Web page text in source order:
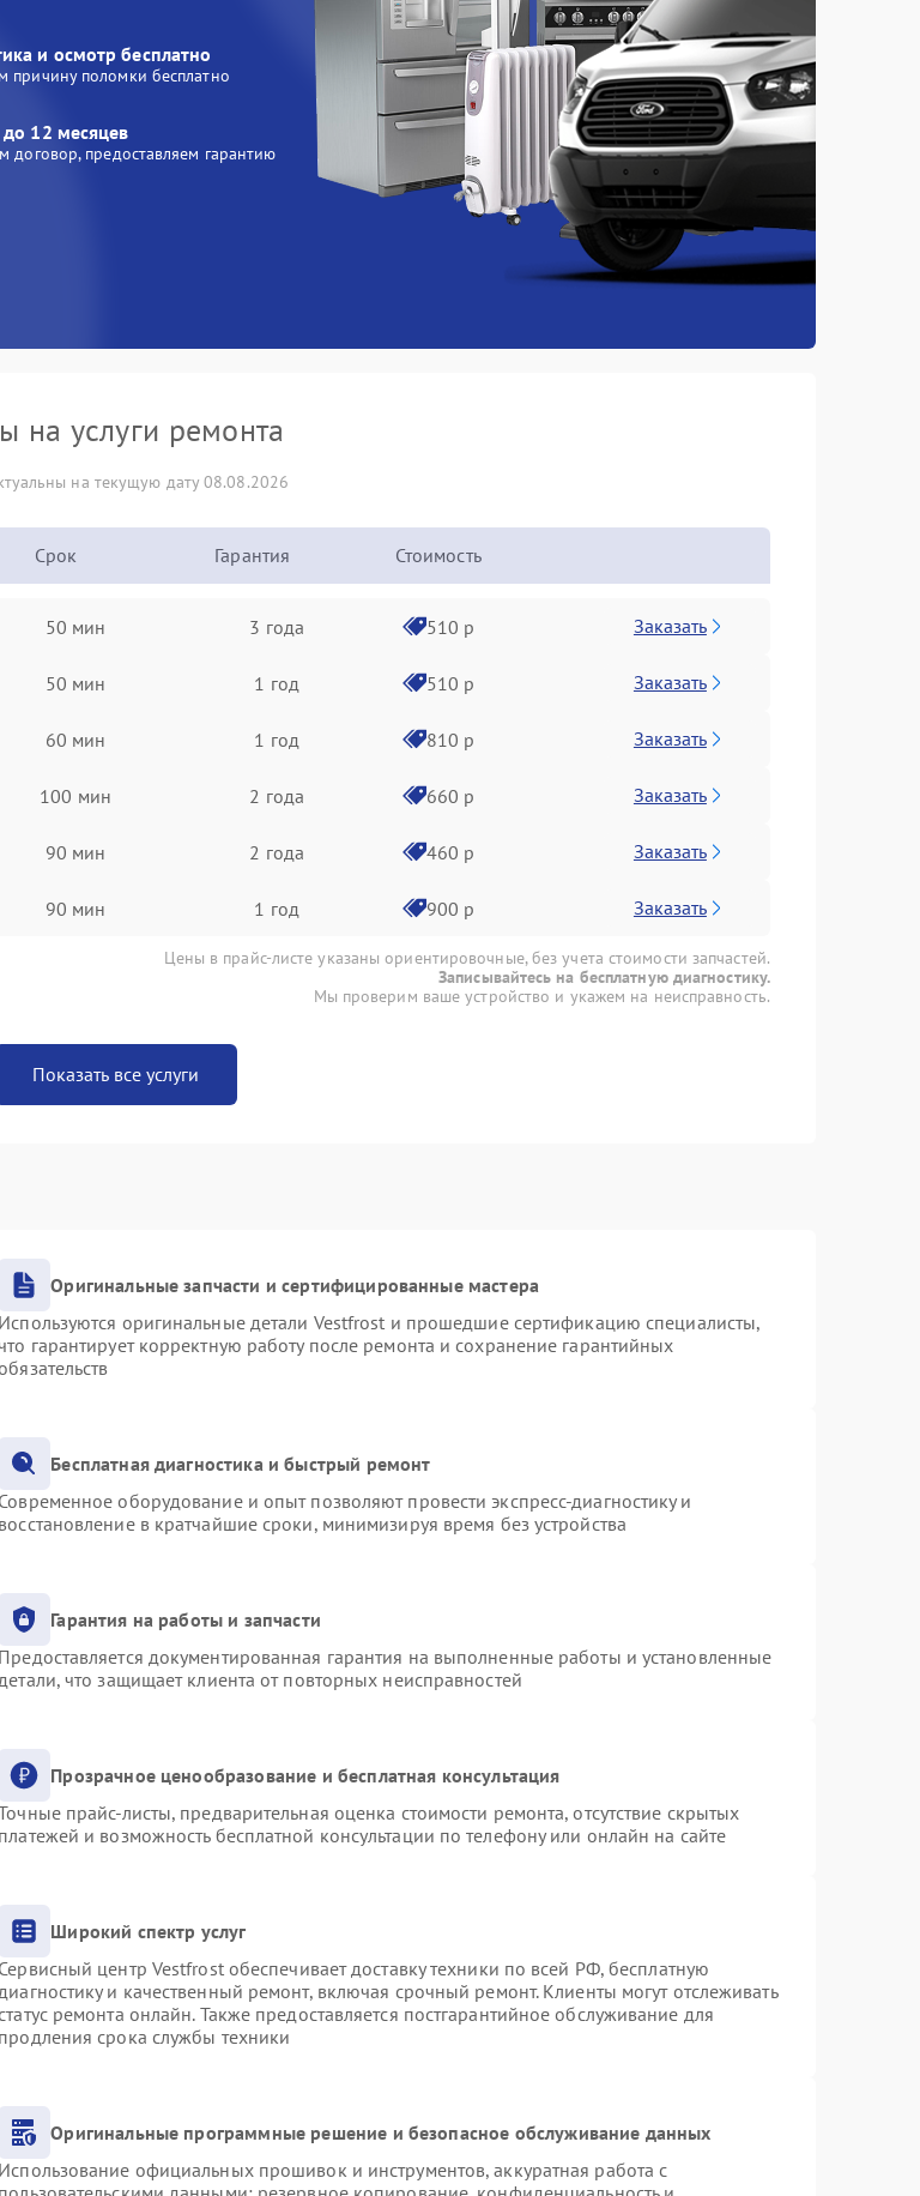
и осмотр бесплатно
причину поломки бесплатно
до 12 месяцев
договор, предоставляем гарантию
на услуги ремонта
на текущую дату 08.08.2026
Срок Гарантия Стоимость
50 мин 3 года 510 р Заказать
50 мин 1 год 510 р Заказать
60 мин 1 год 810 р Заказать
100 мин 2 года 660 р Заказать
90 мин 2 года 460 р Заказать
90 мин 1 год 900 р Заказать
Цены в прайс-листе указаны ориентировочные, без учета стоимости запчастей.
Записывайтесь на бесплатную диагностику.
Мы проверим ваше устройство и укажем на неисправность.
Показать все услуги
Оригинальные запчасти и сертифицированные мастера
Используются оригинальные детали Vestfrost и прошедшие сертификацию специалисты,
гарантирует корректную работу после ремонта и сохранение гарантийных
Бесплатная диагностика и быстрый ремонт
Современное оборудование и опыт позволяют провести экспресс-диагностику и
восстановление в кратчайшие сроки, минимизируя время без устройства
Гарантия на работы и запчасти
Предоставляется документированная гарантия на выполненные работы и установленные
что защищает клиента от повторных неисправностей
Прозрачное ценообразование и бесплатная консультация
прайс-листы, предварительная оценка стоимости ремонта, отсутствие скрытых
платежей и возможность бесплатной консультации по телефону или онлайн на сайте
Широкий спектр услуг
Сервисный центр Vestfrost обеспечивает доставку техники по всей РФ, бесплатную
и качественный ремонт, включая срочный ремонт. Клиенты могут отслеживать
ремонта онлайн. Также предоставляется постгарантийное обслуживание для
продления срока службы техники
Оригинальные программные решение и безопасное обслуживание данных
Использование официальных прошивок и инструментов, аккуратная работа с